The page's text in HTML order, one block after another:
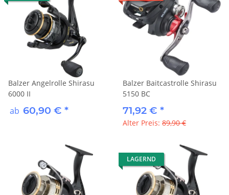
Balzer Angelrolle Shirasu
6000 II
ab 60,90 € *
Balzer Baitcastrolle Shirasu
5150 BC
71,92 € *
Alter Preis: 89,90 €
LAGERND